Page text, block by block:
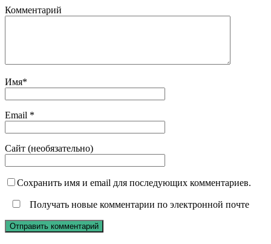
Комментарий
Имя*
Email *
Сайт (необязательно)
Сохранить имя и email для последующих комментариев.
Получать новые комментарии по электронной почте